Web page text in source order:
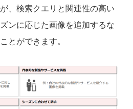
、検索クエリと関連性の高い
ンに応じた画像を追加するな
とができます。